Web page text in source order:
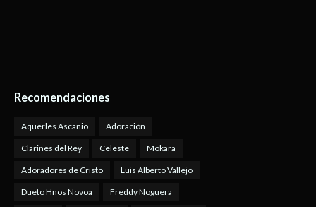
Recomendaciones
Aquerles Ascanio Adoración
Clarines del Rey Celeste Mokara
Adoradores de Cristo Luis Alberto Vallejo
Dueto Hnos Novoa Freddy Noguera